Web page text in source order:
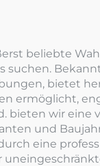
beliebte
suchen.
bietet
ermöglicht,
bieten wir
und
eine